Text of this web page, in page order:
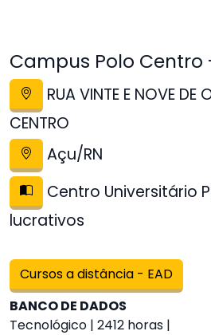
Campus Polo Centro
RUA VINTE E NOVE DE
CENTRO
Açu/RN
Centro Universitário
lucrativos
Cursos a distância - EAD
BANCO DE DADOS
Tecnológico | 2412 horas |